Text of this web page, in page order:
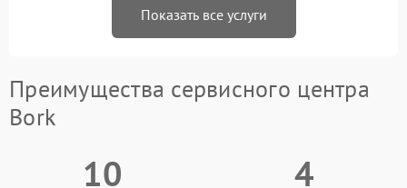
Показать все услуги
Преимущества сервисного центра
Bork
10 4